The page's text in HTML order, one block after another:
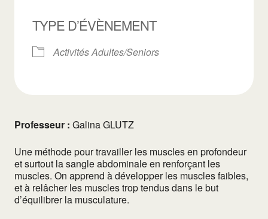
TYPE D’ÉVÈNEMENT
Activités Adultes/Seniors
Professeur : Galina GLUTZ
Une méthode pour travailler les muscles en profondeur
et surtout la sangle abdominale en renforçant les
muscles. On apprend à développer les muscles faibles,
et à relâcher les muscles trop tendus dans le but
d’équilibrer la musculature.